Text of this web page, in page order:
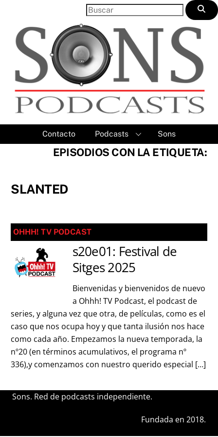
content
Contacto Podcasts Sons
EPISODIOS CON LA ETIQUETA:
SLANTED
OHHH! TV PODCAST
s20e01: Festival de
Sitges 2025
Bienvenidas y bienvenidos de nuevo
a Ohhh! TV Podcast, el podcast de
series, y alguna vez que otra, de películas, como es el
caso que nos ocupa hoy y que tanta ilusión nos hace
como cada año. Empezamos la nueva temporada, la
nº20 (en términos acumulativos, el programa nº
336),y comenzamos con nuestro querido especial […]
Sons. Red de podcasts independiente.
Fundada en 2018.